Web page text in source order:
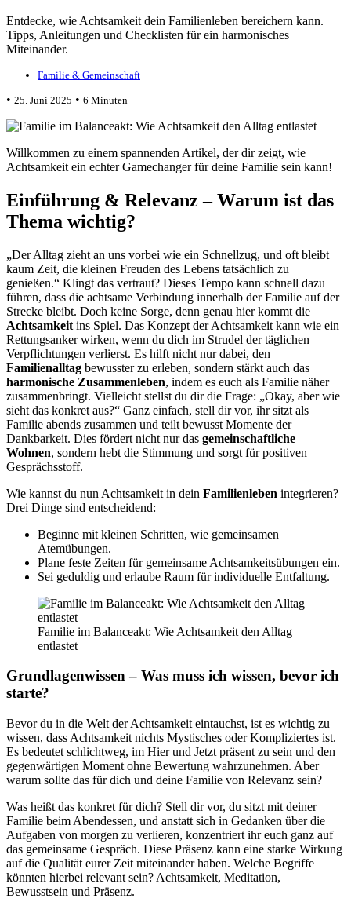
Entdecke, wie Achtsamkeit dein Familienleben bereichern kann.
Tipps, Anleitungen und Checklisten für ein harmonisches
Miteinander.
Familie & Gemeinschaft
• 25. Juni 2025 • 6 Minuten
Willkommen zu einem spannenden Artikel, der dir zeigt, wie
Achtsamkeit ein echter Gamechanger für deine Familie sein kann!
Einführung & Relevanz – Warum ist das
Thema wichtig?
„Der Alltag zieht an uns vorbei wie ein Schnellzug, und oft bleibt
kaum Zeit, die kleinen Freuden des Lebens tatsächlich zu
genießen.“ Klingt das vertraut? Dieses Tempo kann schnell dazu
führen, dass die achtsame Verbindung innerhalb der Familie auf der
Strecke bleibt. Doch keine Sorge, denn genau hier kommt die
Achtsamkeit ins Spiel. Das Konzept der Achtsamkeit kann wie ein
Rettungsanker wirken, wenn du dich im Strudel der täglichen
Verpflichtungen verlierst. Es hilft nicht nur dabei, den
Familienalltag bewusster zu erleben, sondern stärkt auch das
harmonische Zusammenleben, indem es euch als Familie näher
zusammenbringt. Vielleicht stellst du dir die Frage: „Okay, aber wie
sieht das konkret aus?“ Ganz einfach, stell dir vor, ihr sitzt als
Familie abends zusammen und teilt bewusst Momente der
Dankbarkeit. Dies fördert nicht nur das gemeinschaftliche
Wohnen, sondern hebt die Stimmung und sorgt für positiven
Gesprächsstoff.
Wie kannst du nun Achtsamkeit in dein Familienleben integrieren?
Drei Dinge sind entscheidend:
Beginne mit kleinen Schritten, wie gemeinsamen
Atemübungen.
Plane feste Zeiten für gemeinsame Achtsamkeitsübungen ein.
Sei geduldig und erlaube Raum für individuelle Entfaltung.
Familie im Balanceakt: Wie Achtsamkeit den Alltag
entlastet
Grundlagenwissen – Was muss ich wissen, bevor ich
starte?
Bevor du in die Welt der Achtsamkeit eintauchst, ist es wichtig zu
wissen, dass Achtsamkeit nichts Mystisches oder Kompliziertes ist.
Es bedeutet schlichtweg, im Hier und Jetzt präsent zu sein und den
gegenwärtigen Moment ohne Bewertung wahrzunehmen. Aber
warum sollte das für dich und deine Familie von Relevanz sein?
Was heißt das konkret für dich? Stell dir vor, du sitzt mit deiner
Familie beim Abendessen, und anstatt sich in Gedanken über die
Aufgaben von morgen zu verlieren, konzentriert ihr euch ganz auf
das gemeinsame Gespräch. Diese Präsenz kann eine starke Wirkung
auf die Qualität eurer Zeit miteinander haben. Welche Begriffe
könnten hierbei relevant sein? Achtsamkeit, Meditation,
Bewusstsein und Präsenz.